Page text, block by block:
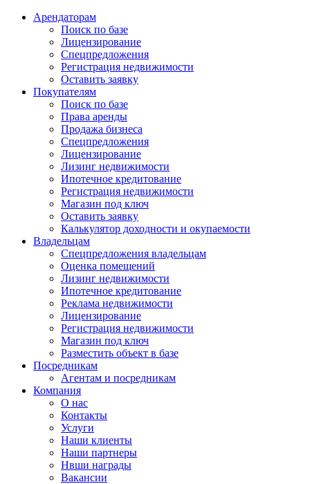
Арендаторам
Поиск по базе
Лицензирование
Спецпредложения
Регистрация недвижимости
Оставить заявку
Покупателям
Поиск по базе
Права аренды
Продажа бизнеса
Спецпредложения
Лицензирование
Лизинг недвижимости
Ипотечное кредитование
Регистрация недвижимости
Магазин под ключ
Оставить заявку
Калькулятор доходности и окупаемости
Владельцам
Спецпредложения владельцам
Оценка помещений
Лизинг недвижимости
Ипотечное кредитование
Реклама недвижимости
Лицензирование
Регистрация недвижимости
Магазин под ключ
Разместить объект в базе
Посредникам
Агентам и посредникам
Компания
О нас
Контакты
Услуги
Наши клиенты
Наши партнеры
Нвши награды
Вакансии